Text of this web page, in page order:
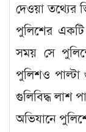
দেওয়া তথ্যের
পুলিশের একটি
সময় সে
পুলিশও পাল্টা
গুলিবিদ্ধ লাশ
অভিযানে